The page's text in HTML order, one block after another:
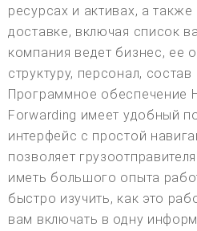
ресурсах и активах, а
доставке, включая список
компания ведет бизнес, ее
структуру, персонал,
Программное обеспечение
Forwarding имеет удобный
интерфейс с простой
позволяет
иметь большого опыта
быстро изучить, как это
вам включать в одну